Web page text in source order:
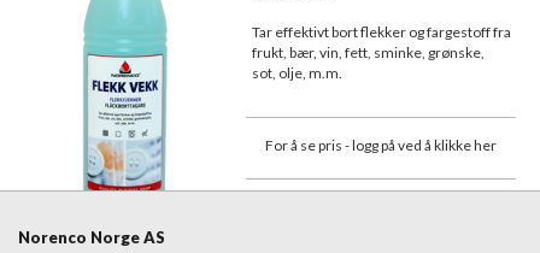
Tar effektivt bort flekker og fargestoff fra
frukt, bær, vin, fett, sminke, grønske,
sot, olje, m.m.
For å se pris - logg på ved å klikke her
Norenco Norge AS